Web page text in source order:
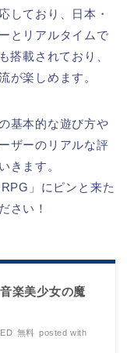
しており、日本・
とリアルタイムで
搭載されており、
が楽しめます。
基本的な遊び方や
ザーのリアルな評
きます。
」にピンと来た
さい！
楽美少女の魔
無料 posted with